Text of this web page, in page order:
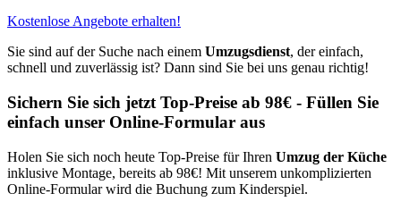
Kostenlose Angebote erhalten!
Sie sind auf der Suche nach einem Umzugsdienst, der einfach,
schnell und zuverlässig ist? Dann sind Sie bei uns genau richtig!
Sichern Sie sich jetzt Top-Preise ab 98€ - Füllen Sie
einfach unser Online-Formular aus
Holen Sie sich noch heute Top-Preise für Ihren Umzug der Küche
inklusive Montage, bereits ab 98€! Mit unserem unkomplizierten
Online-Formular wird die Buchung zum Kinderspiel.